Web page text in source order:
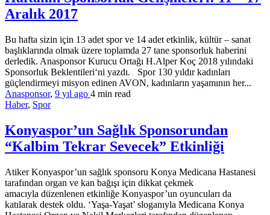
Aralık 2017
Bu hafta sizin için 13 adet spor ve 14 adet etkinlik, kültür – sanat
başlıklarında olmak üzere toplamda 27 tane sponsorluk haberini
derledik. Anasponsor Kurucu Ortağı H.Alper Koç 2018 yılındaki
Sponsorluk Beklentileri‘ni yazdı. Spor 130 yıldır kadınları
güçlendirmeyi misyon edinen AVON, kadınların yaşamının her...
Anasponsor, 9 yıl ago 4 min read
Haber, Spor
Konyaspor’un Sağlık Sponsorundan
“Kalbim Tekrar Sevecek” Etkinliği
Atiker Konyaspor’un sağlık sponsoru Konya Medicana Hastanesi
tarafından organ ve kan bağışı için dikkat çekmek
amacıyla düzenlenen etkinliğe Konyaspor’un oyuncuları da
katılarak destek oldu. ‘Yaşa-Yaşat’ sloganıyla Medicana Konya